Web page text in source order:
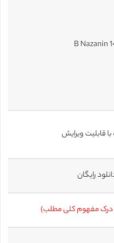
رایگان
درک مفهوم کلی مطلب)